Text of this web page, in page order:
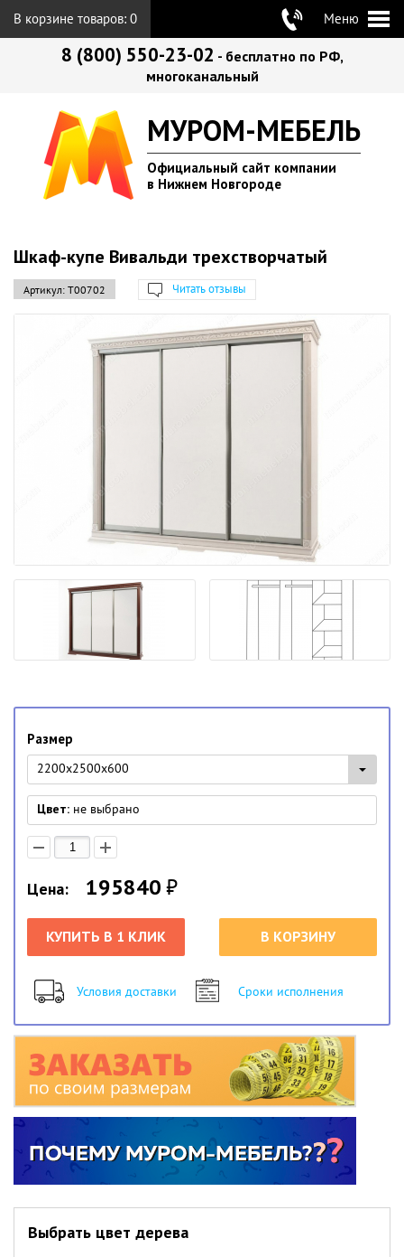
В корзине товаров: 0 Меню
8 (800) 550-23-02 - бесплатно по РФ,
многоканальный
МУРОМ-МЕБЕЛЬ
Официальный сайт компании
в Нижнем Новгороде
Шкаф-купе Вивальди трехстворчатый
Артикул: Т00702 Читать отзывы
Размер
2200x2500x600
Цвет: не выбрано
Цена: 195840₽
КУПИТЬ В 1 КЛИК В КОРЗИНУ
Условия доставки Сроки исполнения
Выбрать цвет дерева